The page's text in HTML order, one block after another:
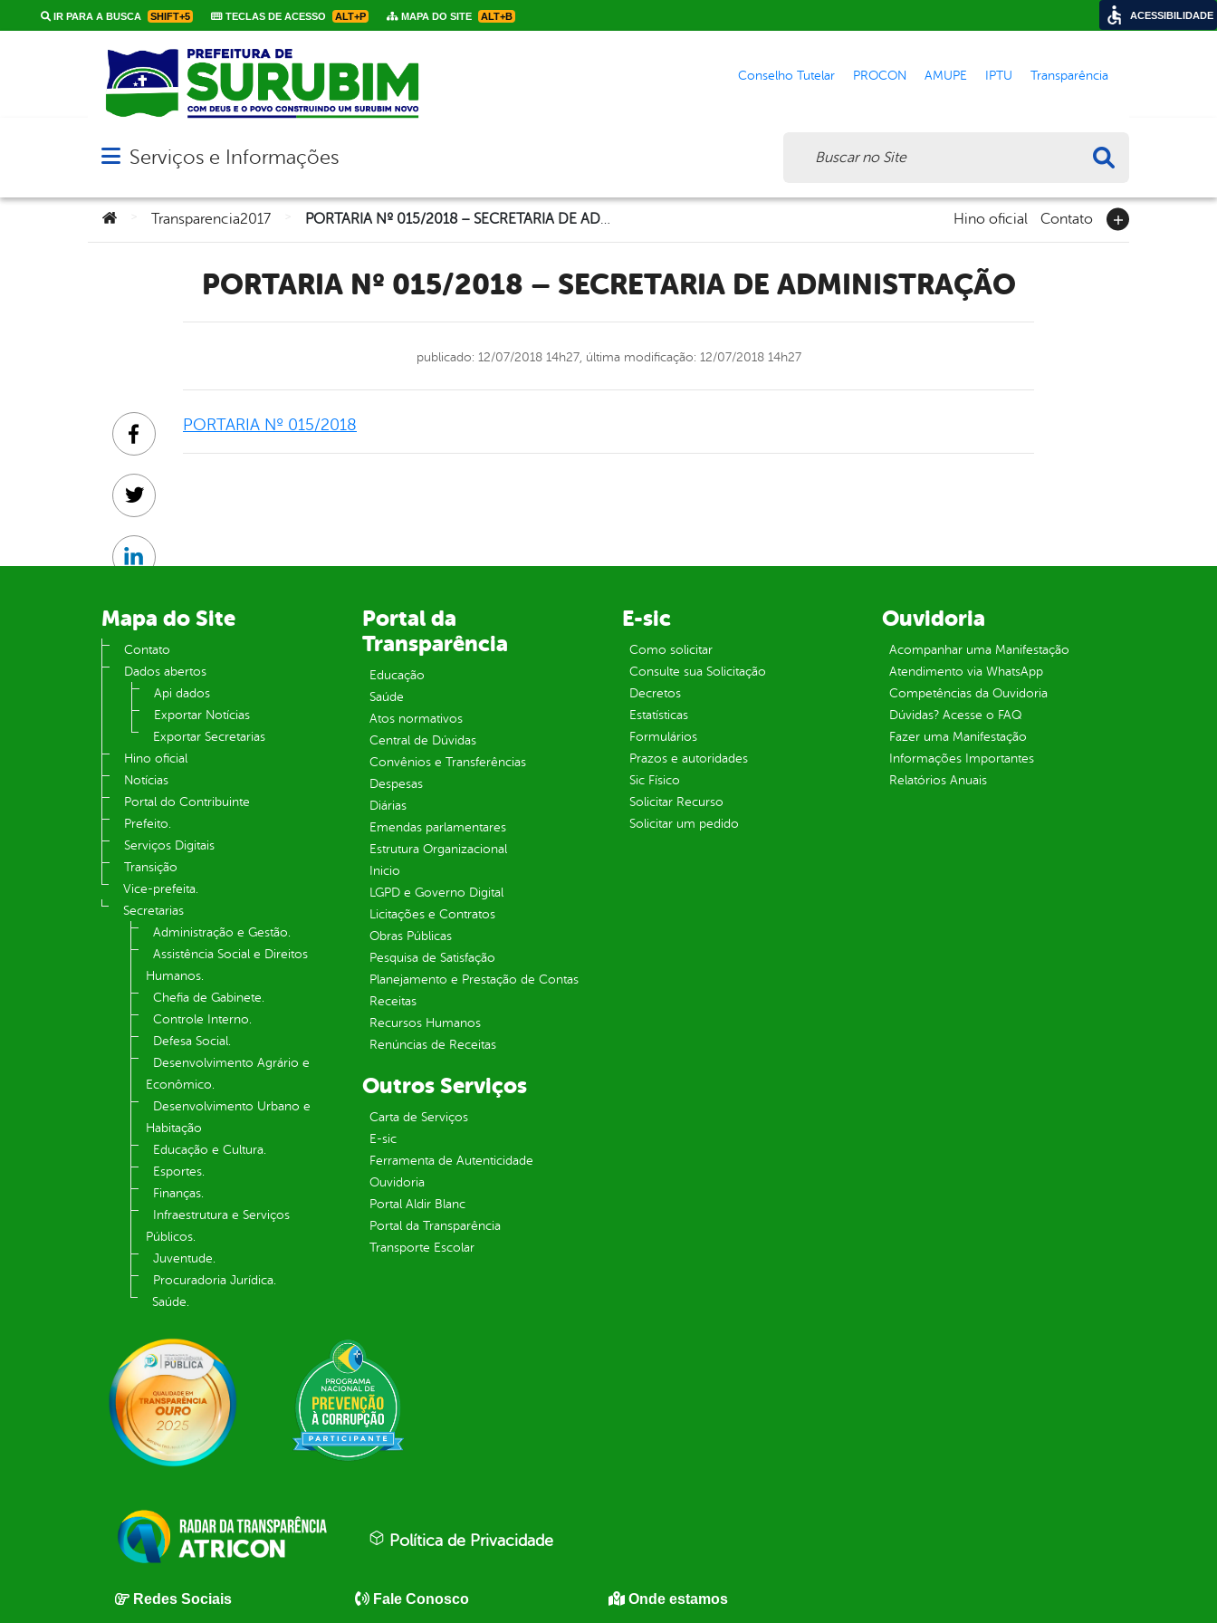
IR PARA A BUSCA SHIFT+5 TECLAS DE ACESSO ALT+P MAPA DO SITE ALT+B
Conselho Tutelar PROCON AMUPE IPTU Transparência
Abrir menu principal de navegação
Serviços e Informações
Você está aqui:Transparencia2017 PORTARIA Nº 015/2018 – SECRETARIA DE ADMINISTRAÇÃO Hino oficial Contato
PORTARIA Nº 015/2018 – SECRETARIA DE ADMINISTRAÇÃO
publicado: 12/07/2018 14h27, última modificação: 12/07/2018 14h27
PORTARIA Nº 015/2018
Facebook
Twitter
Linkedin
Mapa do Site
Contato
Dados abertos
Api dados
Exportar Notícias
Exportar Secretarias
Hino oficial
Notícias
Portal do Contribuinte
Prefeito.
Serviços Digitais
Transição
Vice-prefeita.
Secretarias
Administração e Gestão.
Assistência Social e Direitos
Humanos.
Chefia de Gabinete.
Controle Interno.
Defesa Social.
Desenvolvimento Agrário e
Econômico.
Desenvolvimento Urbano e
Habitação
Educação e Cultura.
Esportes.
Finanças.
Infraestrutura e Serviços
Públicos.
Juventude.
Procuradoria Jurídica.
Saúde.
Portal da
Transparência
Educação
Saúde
Atos normativos
Central de Dúvidas
Convênios e Transferências
Despesas
Diárias
Emendas parlamentares
Estrutura Organizacional
Inicio
LGPD e Governo Digital
Licitações e Contratos
Obras Públicas
Pesquisa de Satisfação
Planejamento e Prestação de Contas
Receitas
Recursos Humanos
Renúncias de Receitas
E-sic
Como solicitar
Consulte sua Solicitação
Decretos
Estatísticas
Formulários
Prazos e autoridades
Sic Físico
Solicitar Recurso
Solicitar um pedido
Ouvidoria
Acompanhar uma Manifestação
Atendimento via WhatsApp
Competências da Ouvidoria
Dúvidas? Acesse o FAQ
Fazer uma Manifestação
Informações Importantes
Relatórios Anuais
Outros Serviços
Carta de Serviços
E-sic
Ferramenta de Autenticidade
Ouvidoria
Portal Aldir Blanc
Portal da Transparência
Transporte Escolar
Política de Privacidade
Redes Sociais Fale Conosco Onde estamos
ACESSIBILIDADE